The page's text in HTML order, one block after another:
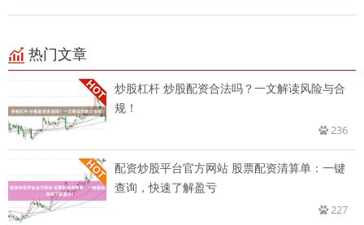
热门文章
炒股杠杆 炒股配资合法吗？一文解读风险与合
规！
236
配资炒股平台官方网站 股票配资清算单：一键
查询，快速了解盈亏
227